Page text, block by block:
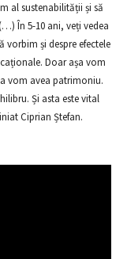
al sustenabilității și să
În 5-10 ani, veți vedea
vorbim și despre efectele
Doar așa vom
vom avea patrimoniu.
Și asta este vital
Ciprian Ștefan.